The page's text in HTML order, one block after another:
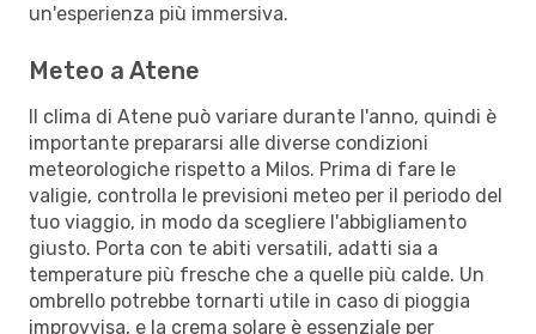
un'esperienza più immersiva.
Meteo a Atene
Il clima di Atene può variare durante l'anno, quindi è
importante prepararsi alle diverse condizioni
meteorologiche rispetto a Milos. Prima di fare le
valigie, controlla le previsioni meteo per il periodo del
tuo viaggio, in modo da scegliere l'abbigliamento
giusto. Porta con te abiti versatili, adatti sia a
temperature più fresche che a quelle più calde. Un
ombrello potrebbe tornarti utile in caso di pioggia
improvvisa, e la crema solare è essenziale per